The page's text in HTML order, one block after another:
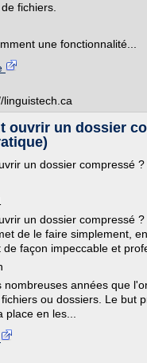
fichiers.
une fonctionnalité...
linguistech.ca
ouvrir un dossier
un dossier compressé
un dossier compressé ?
de le faire simplement,
façon impeccable et
nombreuses années que
ou dossiers. Le but
en les...